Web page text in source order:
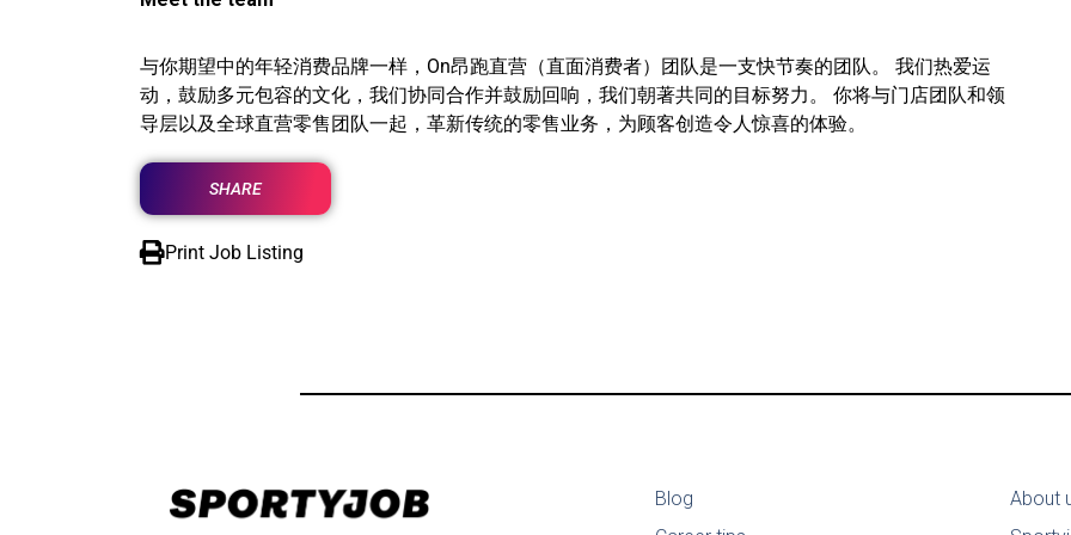
与你期望中的年轻消费品牌一样，On昂跑直营（直面消费者）团队是一支快节奏的团队。 我们热爱运
动，鼓励多元包容的文化，我们协同合作并鼓励回响，我们朝著共同的目标努力。 你将与门店团队和领
导层以及全球直营零售团队一起，革新传统的零售业务，为顾客创造令人惊喜的体验。
SHARE
Print Job Listing
Blog
About